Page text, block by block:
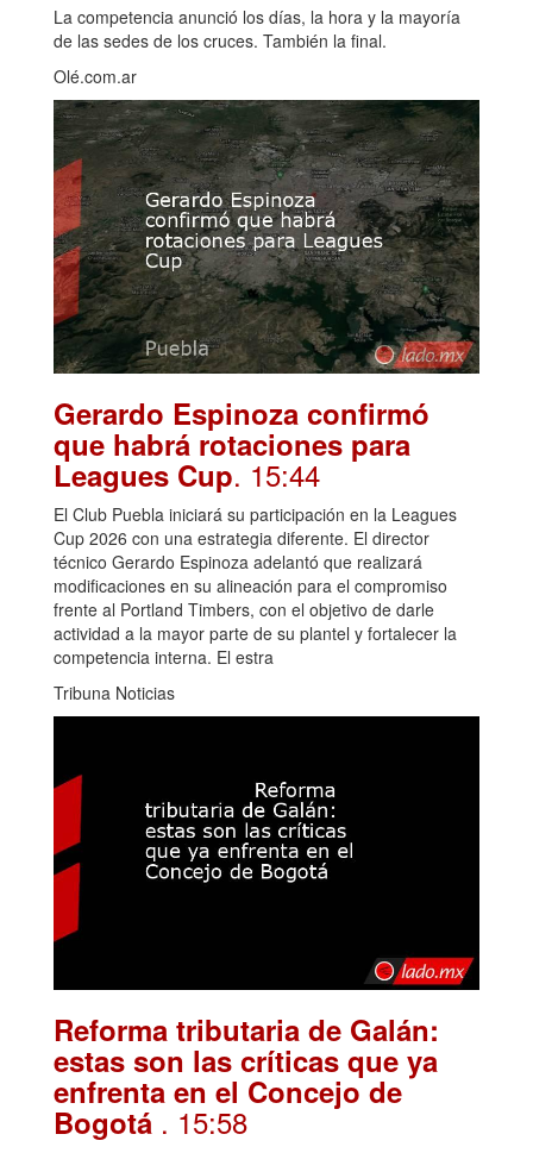
La competencia anunció los días, la hora y la mayoría
de las sedes de los cruces. También la final.
Olé.com.ar
Gerardo Espinoza confirmó
que habrá rotaciones para
Leagues Cup. 15:44
El Club Puebla iniciará su participación en la Leagues
Cup 2026 con una estrategia diferente. El director
técnico Gerardo Espinoza adelantó que realizará
modificaciones en su alineación para el compromiso
frente al Portland Timbers, con el objetivo de darle
actividad a la mayor parte de su plantel y fortalecer la
competencia interna. El estra
Tribuna Noticias
Reforma tributaria de Galán:
estas son las críticas que ya
enfrenta en el Concejo de
Bogotá . 15:58